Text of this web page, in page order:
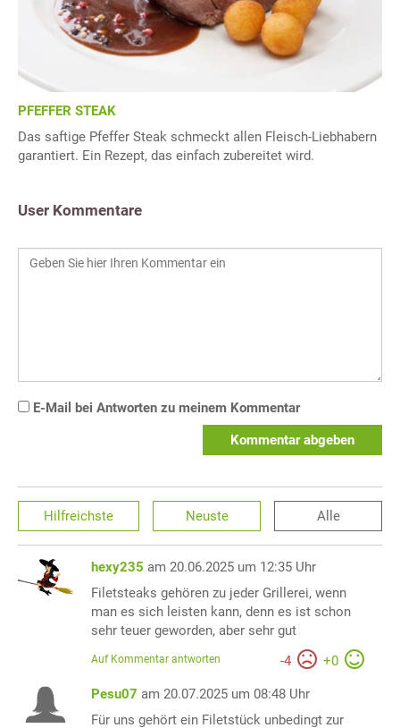
PFEFFER STEAK
Das saftige Pfeffer Steak schmeckt allen Fleisch-Liebhabern
garantiert. Ein Rezept, das einfach zubereitet wird.
User Kommentare
E-Mail bei Antworten zu meinem Kommentar
Kommentar abgeben
Hilfreichste Neuste Alle
hexy235 am 20.06.2025 um 12:35 Uhr
Filetsteaks gehören zu jeder Grillerei, wenn
man es sich leisten kann, denn es ist schon
sehr teuer geworden, aber sehr gut
-4 +0
Auf Kommentar antworten
Pesu07 am 20.07.2025 um 08:48 Uhr
Für uns gehört ein Filetstück unbedingt zur